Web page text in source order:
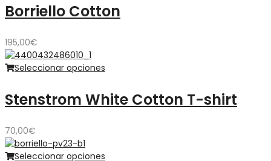
Borriello Cotton
195,00€
Seleccionar opciones
Stenstrom White Cotton T-shirt
70,00€
Seleccionar opciones